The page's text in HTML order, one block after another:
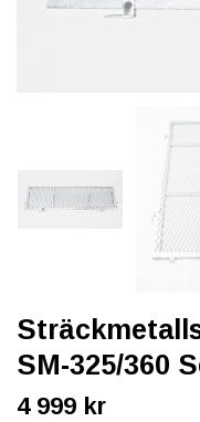
SM-325/360
4 999 kr